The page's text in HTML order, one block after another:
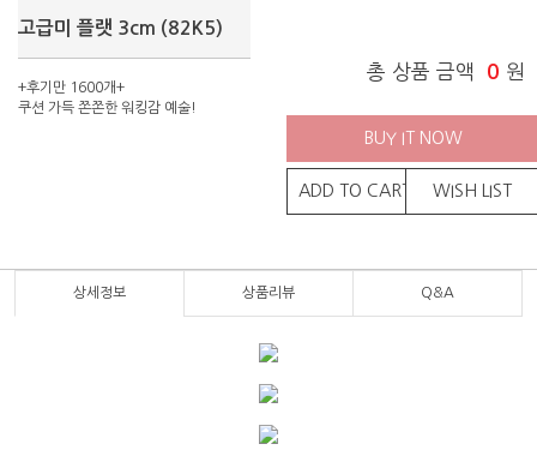
고급미 플랫 3cm (82K5)
+후기만 1600개+
쿠션 가득 쫀쫀한 워킹감 예술!
총 상품 금액 0 원
BUY IT NOW
ADD TO CART WISH LIST
상세정보 상품리뷰 Q&A